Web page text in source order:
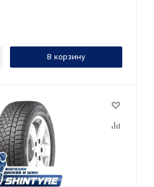
В корзину